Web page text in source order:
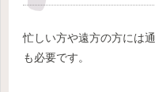
忙しい方や遠方の方には
も必要です。